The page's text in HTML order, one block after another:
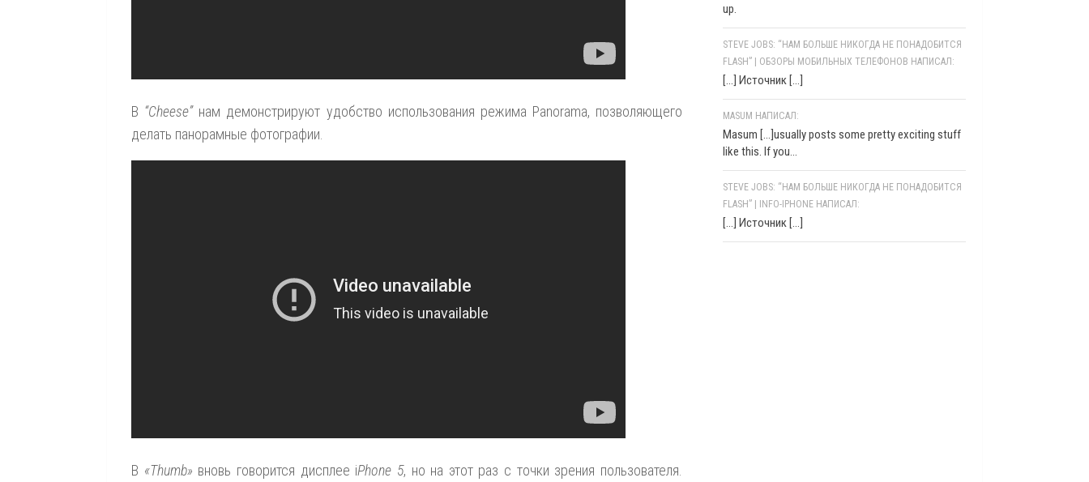
В “Cheese”нам демонстрируют удобство использования режима Panorama, позволяющего
делать панорамные фотографии.
В «Thumb» вновь говорится дисплее iPhone 5, но на этот раз с точки зрения пользователя.
up.
STEVE JOBS: “НАМ БОЛЬШЕ НИКОГДА НЕ ПОНАДОБИТСЯ
FLASH” | ОБЗОРЫ МОБИЛЬНЫХ ТЕЛЕФОНОВ НАПИСАЛ:
[…] Источник […]
MASUM НАПИСАЛ:
Masum [...]usually posts some pretty exciting stuff
like this. If you...
STEVE JOBS: “НАМ БОЛЬШЕ НИКОГДА НЕ ПОНАДОБИТСЯ
FLASH” | INFO-IPHONE НАПИСАЛ:
[…] Источник […]